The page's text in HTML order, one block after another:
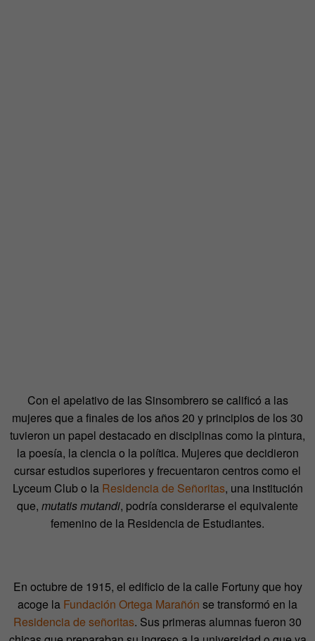
Con el apelativo de las Sinsombrero se calificó a las
mujeres que a finales de los años 20 y principios de los 30
tuvieron un papel destacado en disciplinas como la pintura,
la poesía, la ciencia o la política. Mujeres que decidieron
cursar estudios superiores y frecuentaron centros como el
Lyceum Club o la Residencia de Señoritas, una institución
que, mutatis mutandi, podría considerarse el equivalente
femenino de la Residencia de Estudiantes.
En octubre de 1915, el edificio de la calle Fortuny que hoy
acoge la Fundación Ortega Marañón se transformó en la
Residencia de señoritas. Sus primeras alumnas fueron 30